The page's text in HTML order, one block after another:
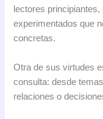
lectores
experimentados que
concretas.
Otra de sus virtudes
consulta: desde
relaciones o